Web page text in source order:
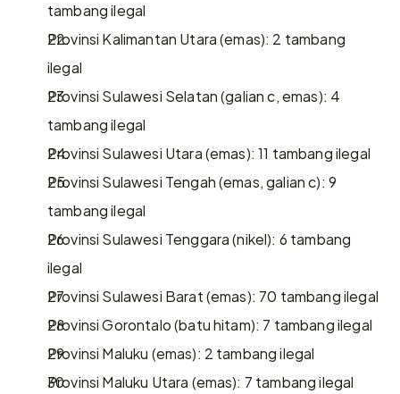
tambang ilegal
Provinsi Kalimantan Utara (emas): 2 tambang
ilegal
Provinsi Sulawesi Selatan (galian c, emas): 4
tambang ilegal
Provinsi Sulawesi Utara (emas): 11 tambang ilegal
Provinsi Sulawesi Tengah (emas, galian c): 9
tambang ilegal
Provinsi Sulawesi Tenggara (nikel): 6 tambang
ilegal
Provinsi Sulawesi Barat (emas): 70 tambang ilegal
Provinsi Gorontalo (batu hitam): 7 tambang ilegal
Provinsi Maluku (emas): 2 tambang ilegal
Provinsi Maluku Utara (emas): 7 tambang ilegal